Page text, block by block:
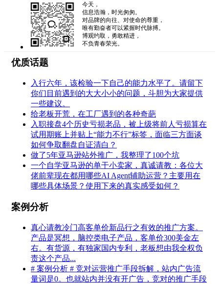
今天，
信息浩瀚，时光匆匆。
对品牌的向往、对使命的尊重，
唯有勤奋者可以紧握时代脉搏。
博观约取，勇敢精进，
不负青春荣光。
优质话题
入行六年，该检验一下自己的能力水平了。请留下
你们目前遇到的大大小小的问题，斗胆为大家提供
一些建议。
给老板开荒，在工厂遇到的各种奇葩
入职接盘4个历史亏损老品，被上级将前人亏损算在
试用期账上并贴上“能力不行”标签，面临三方面谈
如何争取翻盘自证清白？
做了5年亚马逊站外推广，我整理了100个坑
一个自学亚马逊的单干小卖家，真诚请教：各位大
佬前辈现在都用哪些AI Agent辅助运营？主要用在
哪些具体场景？使用下来的真实感受如何？
案例分析
真心请教冷门高客单价新品行之有效的推广方案。
产品是冥想，脑控类电子产品，客单价300美金左
右。有货源，有独家国内专利，老板想由我全权负
责这个产品...
# 案例分析 # 竞对运营推广手段拆解，站内广告流
量词是0。也就站内并没有开广告，竞对的推广手段